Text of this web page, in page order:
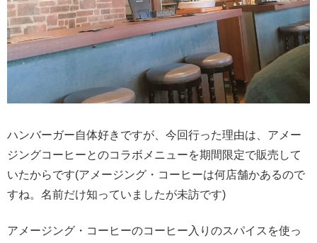
ハンバーガー自体好きですが、今回行った理由は、アメー
ジングコーヒーとのコラボメニューを期間限定で販売して
いたからです(アメージング・コーヒーは何店舗かあるので
すね。名前だけ知っていましたが未訪です)
アメージング・コーヒーのコーヒー入りのスパイスを使っ